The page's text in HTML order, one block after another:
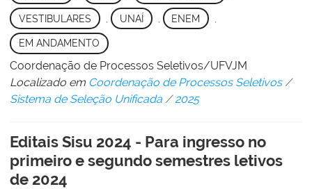
VESTIBULARES UNAÍ ENEM
EM ANDAMENTO
Coordenação de Processos Seletivos/UFVJM
Localizado em Coordenação de Processos Seletivos /
Sistema de Seleção Unificada /2025
Editais Sisu 2024 - Para ingresso no
primeiro e segundo semestres letivos
de 2024